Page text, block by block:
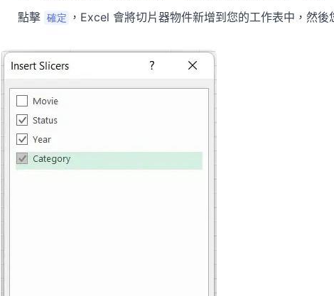
點擊 確定 ，Excel 會將切片器物件新增到您的工作表中，然後